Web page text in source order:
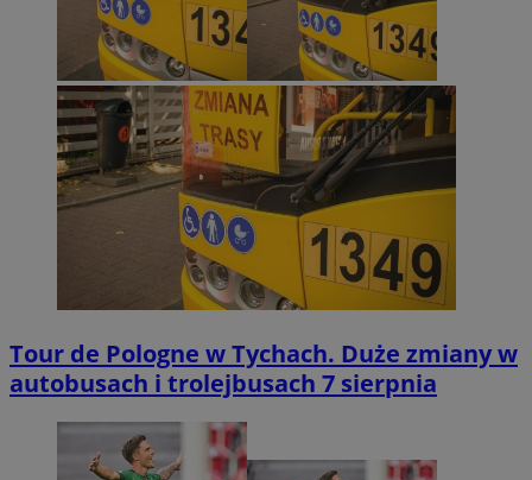
Tour de Pologne w Tychach. Duże zmiany w
autobusach i trolejbusach 7 sierpnia